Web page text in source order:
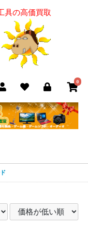
具の高価買取
0